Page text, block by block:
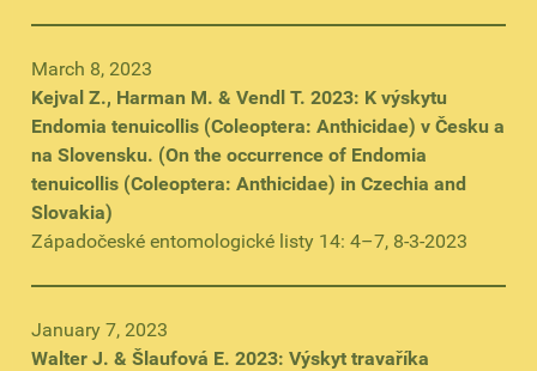
March 8, 2023
Kejval Z., Harman M. & Vendl T. 2023: K výskytu
Endomia tenuicollis (Coleoptera: Anthicidae) v Česku a
na Slovensku. (On the occurrence of Endomia
tenuicollis (Coleoptera: Anthicidae) in Czechia and
Slovakia)
Západočeské entomologické listy 14: 4–7, 8-3-2023
January 7, 2023
Walter J. & Šlaufová E. 2023: Výskyt travaříka